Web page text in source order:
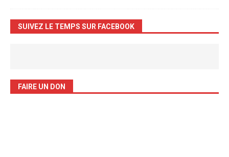
SUIVEZ LE TEMPS SUR FACEBOOK
FAIRE UN DON